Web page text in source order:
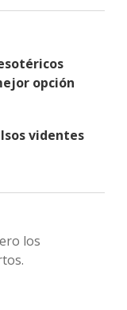
opción
videntes
los